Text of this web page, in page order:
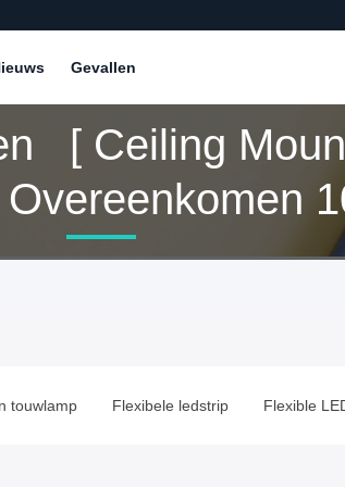
Gevallen
[ Ceiling
touwlamp Flexibele ledstrip Flexible